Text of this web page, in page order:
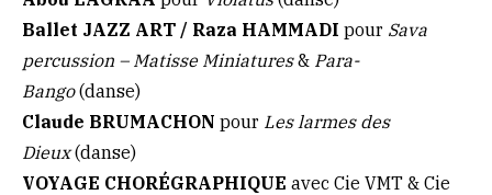
Ballet JAZZ ART / Raza HAMMADI pour Sava
percussion – Matisse Miniatures& Para-
Bango(danse)
Claude BRUMACHON pour Les larmes des
Dieux(danse)
VOYAGE CHORÉGRAPHIQUE avec Cie VMT & Cie